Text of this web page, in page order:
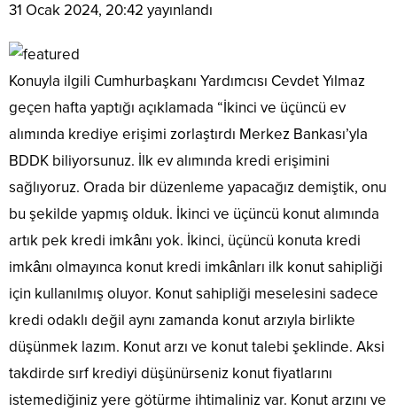
31 Ocak 2024, 20:42 yayınlandı
Konuyla ilgili Cumhurbaşkanı Yardımcısı Cevdet Yılmaz
geçen hafta yaptığı açıklamada “İkinci ve üçüncü ev
alımında krediye erişimi zorlaştırdı Merkez Bankası’yla
BDDK biliyorsunuz. İlk ev alımında kredi erişimini
sağlıyoruz. Orada bir düzenleme yapacağız demiştik, onu
bu şekilde yapmış olduk. İkinci ve üçüncü konut alımında
artık pek kredi imkânı yok. İkinci, üçüncü konuta kredi
imkânı olmayınca konut kredi imkânları ilk konut sahipliği
için kullanılmış oluyor. Konut sahipliği meselesini sadece
kredi odaklı değil aynı zamanda konut arzıyla birlikte
düşünmek lazım. Konut arzı ve konut talebi şeklinde. Aksi
takdirde sırf krediyi düşünürseniz konut fiyatlarını
istemediğiniz yere götürme ihtimaliniz var. Konut arzını ve